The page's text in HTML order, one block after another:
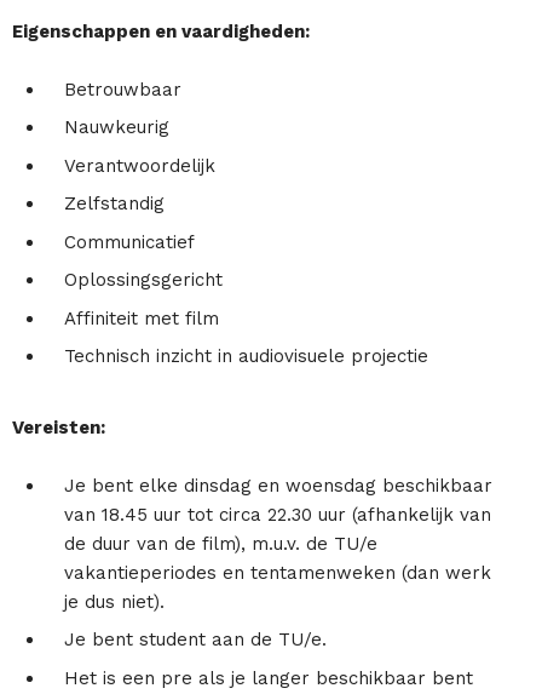
Eigenschappen en vaardigheden:
Betrouwbaar
Nauwkeurig
Verantwoordelijk
Zelfstandig
Communicatief
Oplossingsgericht
Affiniteit met film
Technisch inzicht in audiovisuele projectie
Vereisten:
Je bent elke dinsdag en woensdag beschikbaar
van 18.45 uur tot circa 22.30 uur (afhankelijk van
de duur van de film), m.u.v. de TU/e
vakantieperiodes en tentamenweken (dan werk
je dus niet).
Je bent student aan de TU/e.
Het is een pre als je langer beschikbaar bent